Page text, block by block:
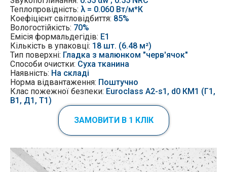
Теплопровідність: λ = 0.060 Вт/м*К
Коефіцієнт світловідбиття: 85%
Вологостійкість: 70%
Емісія формальдегідів: Е1
Кількість в упаковці: 18 шт. (6.48 м²)
Тип поверхні: Гладка з малюнком "черв'ячок"
Способи очистки: Суха тканина
Наявність: На складі
Норма відвантаження: Поштучно
Клас пожежної безпеки: Euroclass A2-s1, d0 КМ1 (Г1,
В1, Д1, Т1)
ЗАМОВИТИ В 1 КЛІК